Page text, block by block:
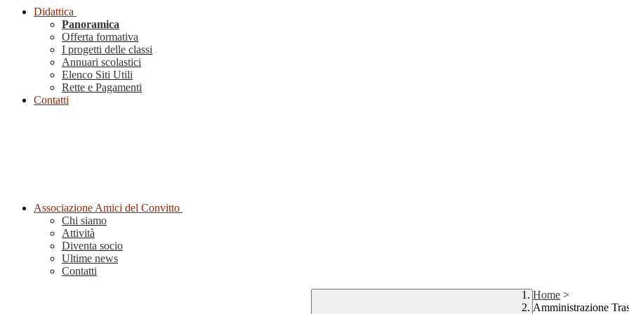
Didattica
Panoramica
Offerta formativa
I progetti delle classi
Annuari scolastici
Elenco Siti Utili
Rette e Pagamenti
Contatti
Associazione Amici del Convitto
Chi siamo
Attività
Diventa socio
Ultime news
Contatti
Home >
Amministrazione